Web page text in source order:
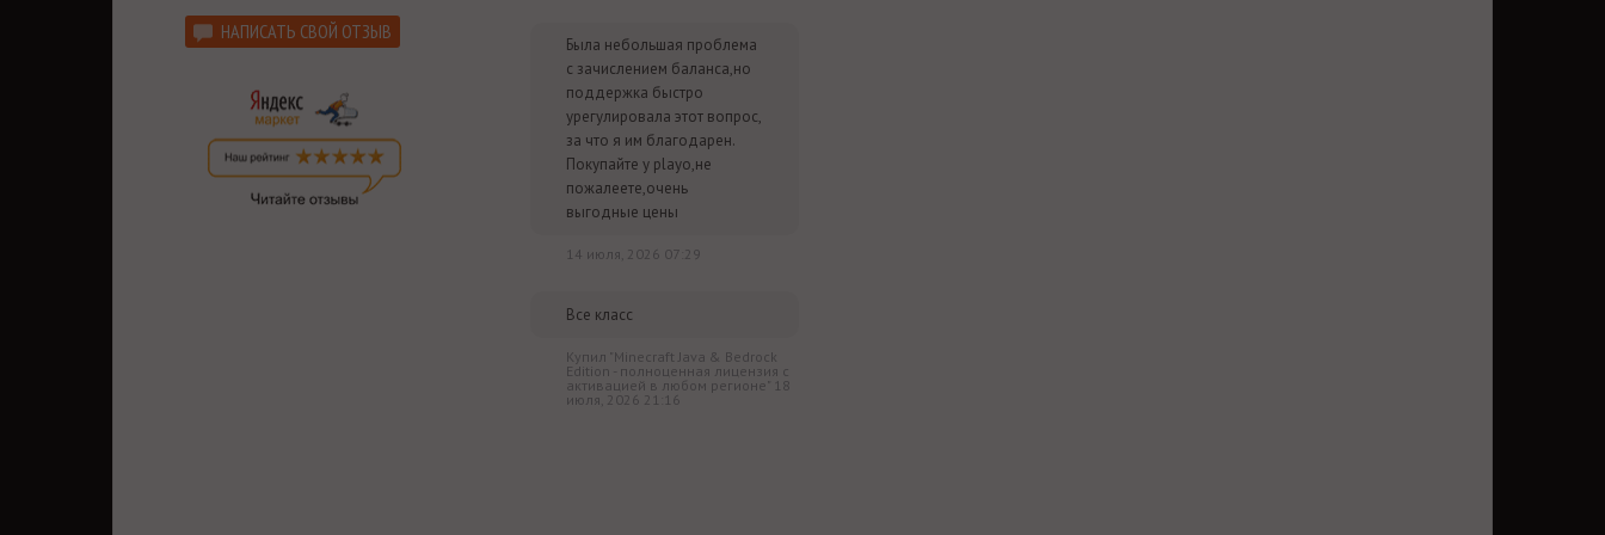
НАПИСАТЬ СВОЙ ОТЗЫВ
Была небольшая проблема
с зачислением баланса,но
поддержка быстро
урегулировала этот вопрос,
за что я им благодарен.
Покупайте у playo,не
пожалеете,очень
выгодные цены
14 июля, 2026 07:29
Все класс
Купил "Minecraft Java & Bedrock
Edition - полноценная лицензия c
активацией в любом регионе" 18
июля, 2026 21:16